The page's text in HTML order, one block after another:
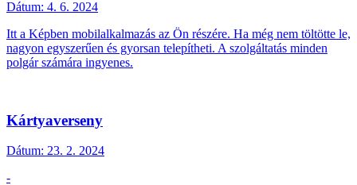
Dátum: 4. 6. 2024
Itt a Képben mobilalkalmazás az Ön részére. Ha még nem töltötte le,
nagyon egyszerűen és gyorsan telepítheti. A szolgáltatás minden
polgár számára ingyenes.
Kártyaverseny
Dátum: 23. 2. 2024
-